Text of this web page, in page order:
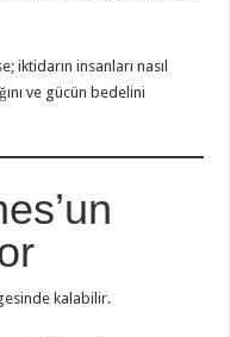
insanları nasıl
ve gücün bedelini
kalabilir.